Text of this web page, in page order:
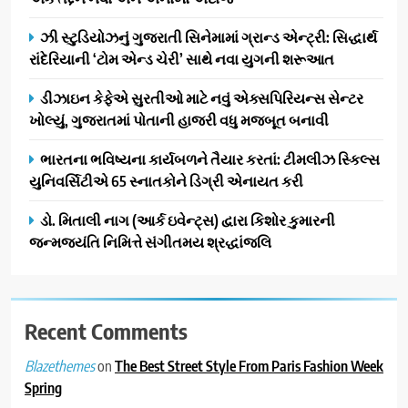
સફળતાપૂર્વક યોજાયો
ગેટ સેટ ગો રિવ્યુ: ગુજરાતી
સિનેમામાં એક્શન અને રોમાંચનો
અંદાજ
ENTERTAINMENT
ઝી સ્ટુડિયોઝનું ગુજરાતી સિનેમામાં
ગ્રાન્ડ એન્ટ્રી: સિદ્ધાર્થ રાંદેરિયાની
શરૂઆત
એક્સપિરિયન્સ સેન્ટર ખોલ્યું,
ગુજરાતમાં પોતાની હાજરી વધુ
મજબૂત બનાવી
BUSINESS
4
ઝી સ્ટુડિયોઝનું ગુજરાતી સિનેમામાં ગ્રાન્ડ એન્ટ્રી: સિદ્ધાર્થ
રાંદેરિયાની ‘ટોમ એન્ડ ચેરી’ સાથે નવા યુગની શરૂઆત
ડીઝાઇન કેફેએ સુરતીઓ માટે નવું એક્સપિરિયન્સ સેન્ટર
ખોલ્યું, ગુજરાતમાં પોતાની હાજરી વધુ મજબૂત બનાવી
ભારતના ભવિષ્યના કાર્યબળને તૈયાર કરતાં: ટીમલીઝ સ્કિલ્સ
યુનિવર્સિટીએ 65 સ્નાતકોને ડિગ્રી એનાયત કરી
ડો. મિતાલી નાગ (આર્ક ઇવેન્ટ્સ) દ્વારા કિશોર કુમારની
જન્મજયંતિ નિમિત્તે સંગીતમય શ્રદ્ધાંજલિ
Recent Comments
BlazethemesonThe Best Street Style From Paris Fashion Week
Spring